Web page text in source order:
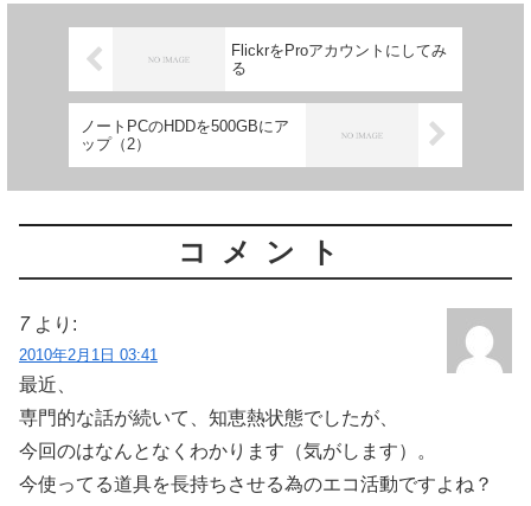
FlickrをProアカウントにしてみ
る
ノートPCのHDDを500GBにア
ップ（2）
コメント
7 より:
2010年2月1日 03:41
最近、
専門的な話が続いて、知恵熱状態でしたが、
今回のはなんとなくわかります（気がします）。
今使ってる道具を長持ちさせる為のエコ活動ですよね？